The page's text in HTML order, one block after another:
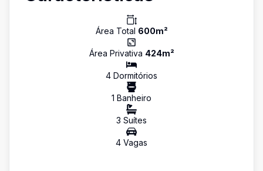
Área Total 600m²
Área Privativa 424m²
4 Dormitórios
1 Banheiro
3 Suítes
4 Vagas